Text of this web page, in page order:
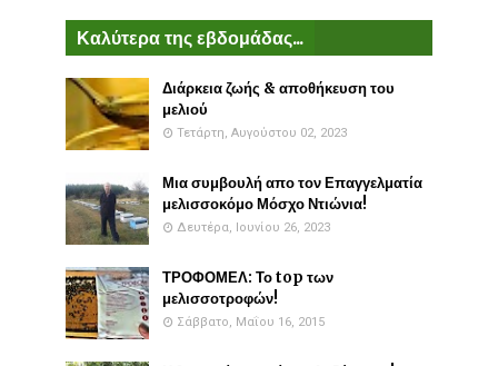
Καλύτερα της εβδομάδας...
Διάρκεια ζωής & αποθήκευση του
μελιού
Τετάρτη, Αυγούστου 02, 2023
Μια συμβουλή απο τον Επαγγελματία
μελισσοκόμο Μόσχο Ντιώνια!
Δευτέρα, Ιουνίου 26, 2023
ΤΡΟΦΟΜΕΛ: Το top των
μελισσοτροφών!
Σάββατο, Μαΐου 16, 2015